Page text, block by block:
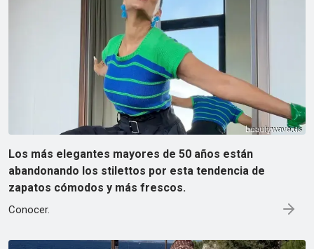
Los más elegantes mayores de 50 años están
abandonando los stilettos por esta tendencia de
zapatos cómodos y más frescos.
Conocer.